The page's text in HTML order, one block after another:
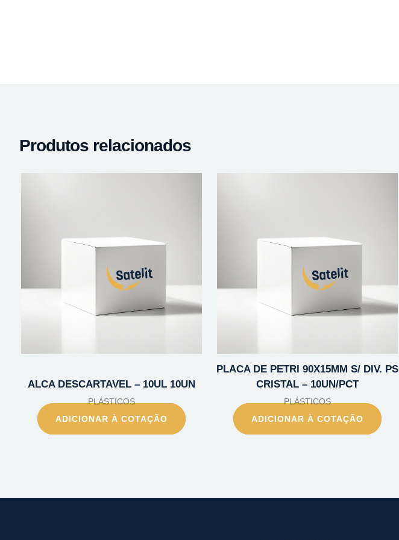
Produtos relacionados
ALCA DESCARTAVEL – 10UL 10UN
PLÁSTICOS
ADICIONAR À COTAÇÃO
PLACA DE PETRI 90X15MM S/ DIV. PS
CRISTAL – 10UN/PCT
PLÁSTICOS
ADICIONAR À COTAÇÃO